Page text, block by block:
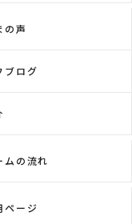
の声
ブログ
ムの流れ
ページ